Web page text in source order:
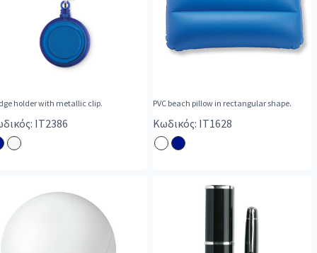
holder with metallic clip.
IT2386
PVC beach pillow in rectangular shape.
Κωδικός: IT1628